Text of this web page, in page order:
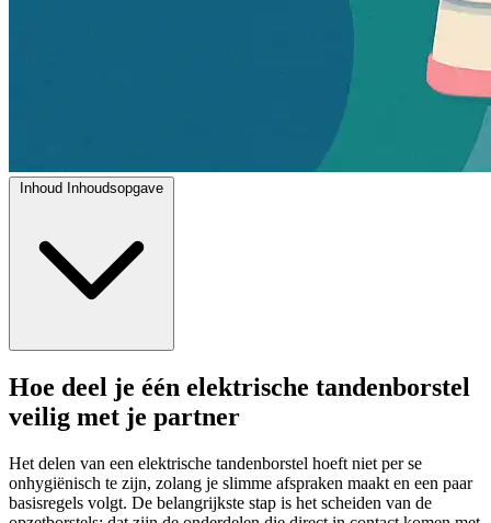
Inhoud Inhoudsopgave
Hoe deel je één elektrische tandenborstel
veilig met je partner
Het delen van een elektrische tandenborstel hoeft niet per se
onhygiënisch te zijn, zolang je slimme afspraken maakt en een paar
basisregels volgt. De belangrijkste stap is het scheiden van de